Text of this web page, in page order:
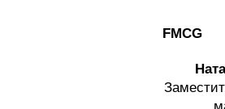
FMCG